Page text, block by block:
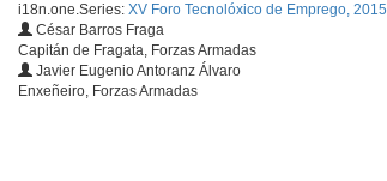
i18n.one.Series: XV Foro Tecnolóxico de Emprego, 2015
César Barros Fraga
Capitán de Fragata, Forzas Armadas
Javier Eugenio Antoranz Álvaro
Enxeñeiro, Forzas Armadas